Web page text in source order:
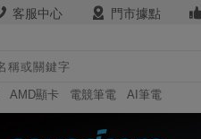
客服中心 門市據點
AMD顯卡 電競筆電 AI筆電